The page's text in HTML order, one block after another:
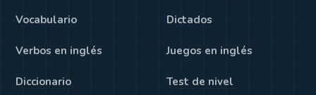
Vocabulario
Verbos en inglés
Diccionario
Dictados
Juegos en inglés
Test de nivel